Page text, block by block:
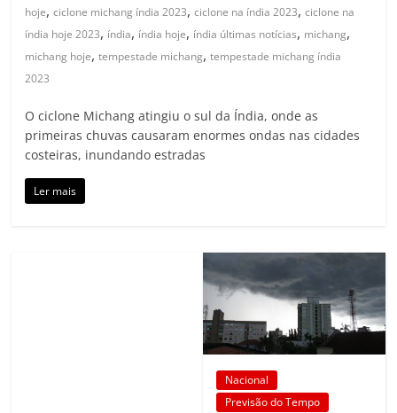
hoje,ciclone michang índia 2023,ciclone na índia 2023,ciclone na
índia hoje 2023, índia, índia hoje, índia últimas notícias, michang,
michang hoje,tempestade michang,tempestade michang índia
2023
O ciclone Michang atingiu o sul da Índia, onde as
primeiras chuvas causaram enormes ondas nas cidades
costeiras, inundando estradas
Ler mais
Nacional
Previsão do Tempo